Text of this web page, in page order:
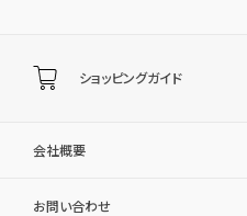
会社概要
お問い合わせ
ショッピングガイド